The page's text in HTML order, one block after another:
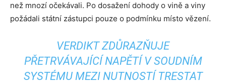
než mnozí očekávali. Po dosažení dohody o vině a viny
požádali státní zástupci pouze o podmínku místo vězení.
VERDIKT ZDŮRAZŇUJE
PŘETRVÁVAJÍCÍ NAPĚTÍ V SOUDNÍM
SYSTÉMU MEZI NUTNOSTÍ TRESTAT